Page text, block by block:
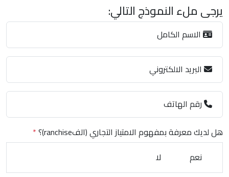
يرجى ملء النموذج التالي:
الاسم الكامل
البريد الالكتروني
رقم الهاتف
هل لديك معرفة بمفهوم الامتياز التجاري (الفranchise)؟
*
نعم
لا